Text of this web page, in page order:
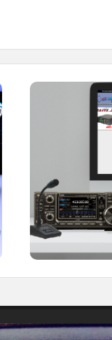
Conoce el
ahora con
IR